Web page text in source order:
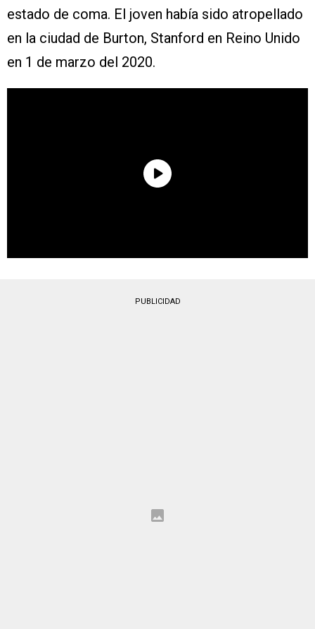
estado de coma. El joven había sido atropellado
en la ciudad de Burton, Stanford en Reino Unido
en 1 de marzo del 2020.
PUBLICIDAD